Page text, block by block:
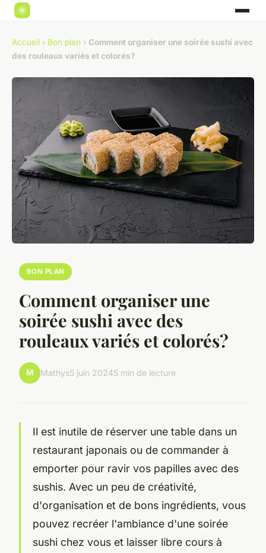
Accueil › Bon plan › Comment organiser une soirée sushi avec
des rouleaux variés et colorés?
BON PLAN
Comment organiser une
soirée sushi avec des
rouleaux variés et colorés?
M Mathys5 juin 20245 min de lecture
Il est inutile de réserver une table dans un
restaurant japonais ou de commander à
emporter pour ravir vos papilles avec des
sushis. Avec un peu de créativité,
d'organisation et de bons ingrédients, vous
pouvez recréer l'ambiance d'une soirée
sushi chez vous et laisser libre cours à